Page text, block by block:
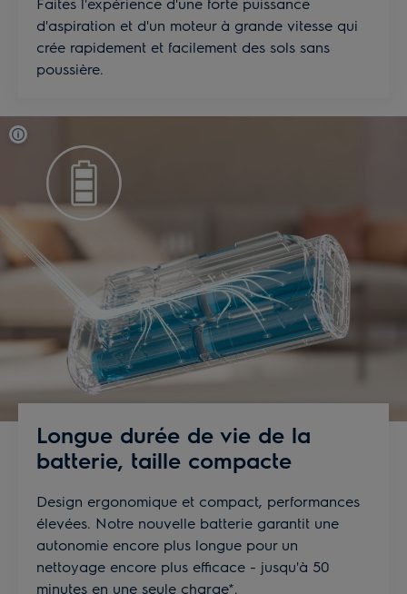
d'aspiration et d'un moteur à grande vitesse qui
crée rapidement et facilement des sols sans
poussière.
Longue durée de vie de la
batterie, taille compacte
Design ergonomique et compact, performances
élevées. Notre nouvelle batterie garantit une
autonomie encore plus longue pour un
nettoyage encore plus efficace - jusqu'à 50
minutes en une seule charge*.